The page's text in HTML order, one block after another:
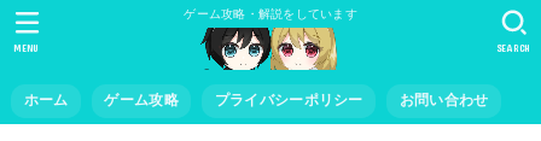
ゲーム攻略・解説をしています
ホーム ゲーム攻略 プライバシーポリシー お問い合わせ
SEARCH
MENU